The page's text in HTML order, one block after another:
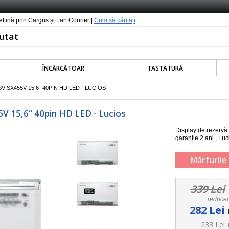
prin Cargus și Fan Courier | Cum să căutați
ÎNCĂRCĂTOAR TASTATURĂ
SX455V 15,6“ 40PIN HD LED - LUCIOS
15,6“ 40pin HD LED - Lucios
Display de
garanție 2 ani ,
Mărfurile
339 Lei
282 Lei
233 Lei